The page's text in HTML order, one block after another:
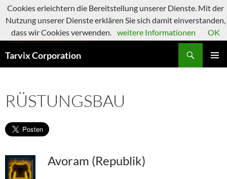
Zum
Inhalt
springen
Tarvix Corporation
RÜSTUNGSBAU
Avoram (Republik)
Cookies erleichtern die Bereitstellung unserer Dienste. Mit der
Nutzung unserer Dienste erklären Sie sich damit einverstanden,
dass wir Cookies verwenden. weitere Informationen OK